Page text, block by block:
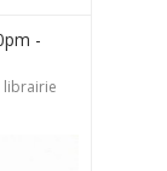
-
librairie